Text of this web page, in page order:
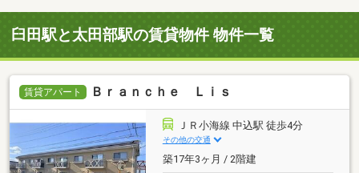
臼田駅と太田部駅の賃貸物件 物件一覧
賃貸アパート Ｂｒａｎｃｈｅ Ｌｉｓ
ＪＲ小海線 中込駅 徒歩4分
その他の交通
築17年3ヶ月 / 2階建